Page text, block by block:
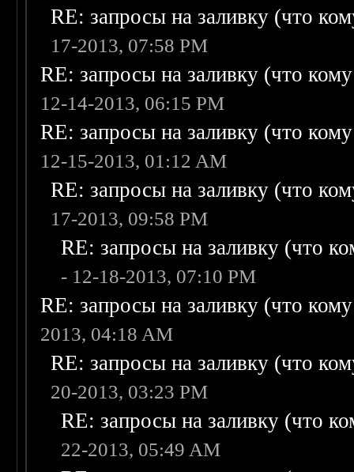
RE: запросы на заливку (что
17-2013, 07:58 PM
RE: запросы на заливку (что
12-14-2013, 06:15 PM
RE: запросы на заливку (что
12-15-2013, 01:12 AM
RE: запросы на заливку (что
17-2013, 09:58 PM
RE: запросы на заливку (что
- 12-18-2013, 07:10 PM
RE: запросы на заливку (что
2013, 04:18 AM
RE: запросы на заливку (что
20-2013, 03:23 PM
RE: запросы на заливку (что
22-2013, 05:49 AM